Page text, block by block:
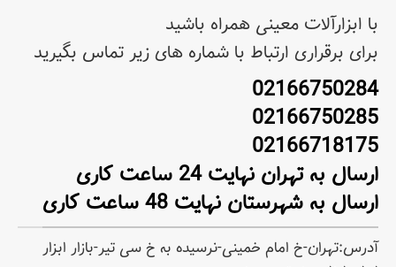
با ابزارآلات معینی همراه باشید
برای برقراری ارتباط با شماره های زیر تماس بگیرید
02166750284
02166750285
02166718175
ارسال به تهران نهایت 24 ساعت کاری
ارسال به شهرستان نهایت 48 ساعت کاری
آدرس:تهران-خ امام خمینی-نرسیده به خ سی تیر-بازار ابزار